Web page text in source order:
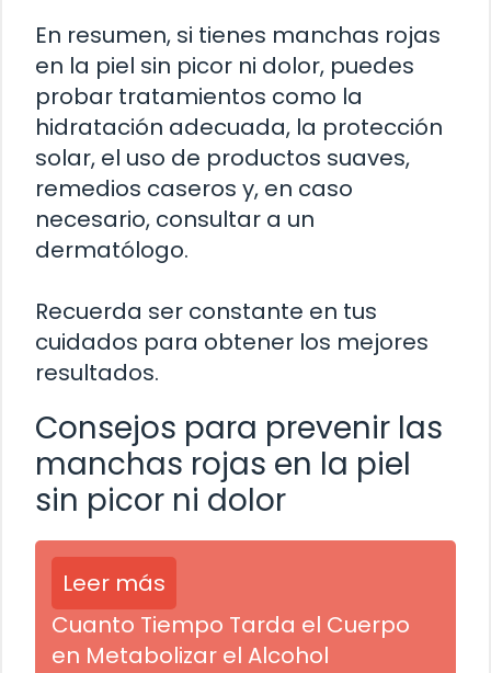
En resumen, si tienes manchas rojas
en la piel sin picor ni dolor, puedes
probar tratamientos como la
hidratación adecuada, la protección
solar, el uso de productos suaves,
remedios caseros y, en caso
necesario, consultar a un
dermatólogo.
Recuerda ser constante en tus
cuidados para obtener los mejores
resultados.
Consejos para prevenir las
manchas rojas en la piel
sin picor ni dolor
Leer más
Cuanto Tiempo Tarda el Cuerpo
en Metabolizar el Alcohol